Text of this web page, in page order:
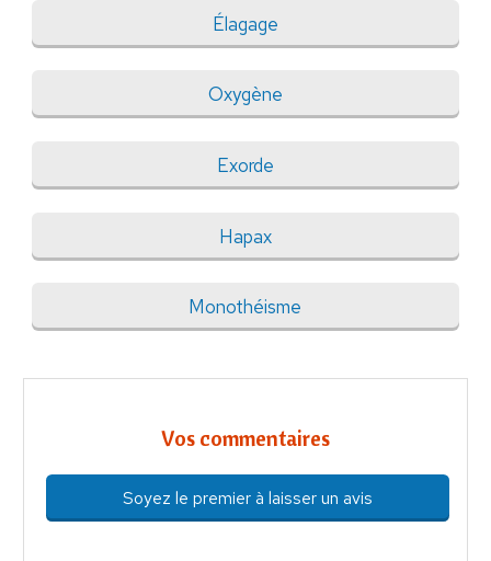
Élagage
Oxygène
Exorde
Hapax
Monothéisme
Vos commentaires
Soyez le premier à laisser un avis